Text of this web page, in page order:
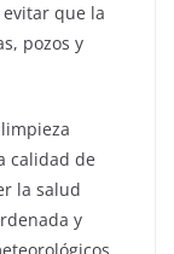
que la
pozos y
calidad de
la salud
y